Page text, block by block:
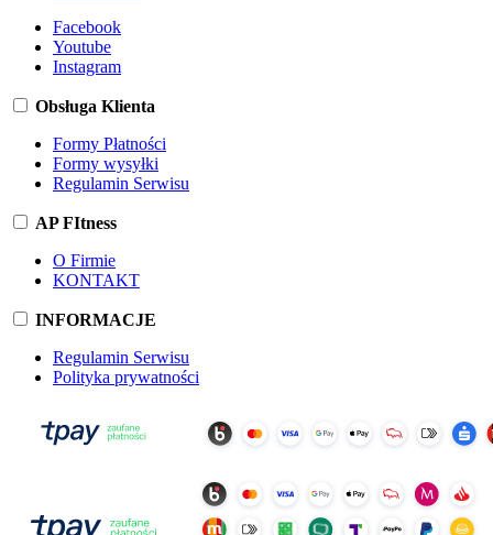
Facebook
Youtube
Instagram
Obsługa Klienta
Formy Płatności
Formy wysyłki
Regulamin Serwisu
AP FItness
O Firmie
KONTAKT
INFORMACJE
Regulamin Serwisu
Polityka prywatności